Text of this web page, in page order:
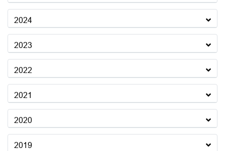
2024
2023
2022
2021
2020
2019